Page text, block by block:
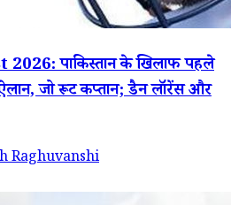
पाकिस्तान के खिलाफ पहले
जो रूट कप्तान; डैन लॉरेंस और
Raghuvanshi